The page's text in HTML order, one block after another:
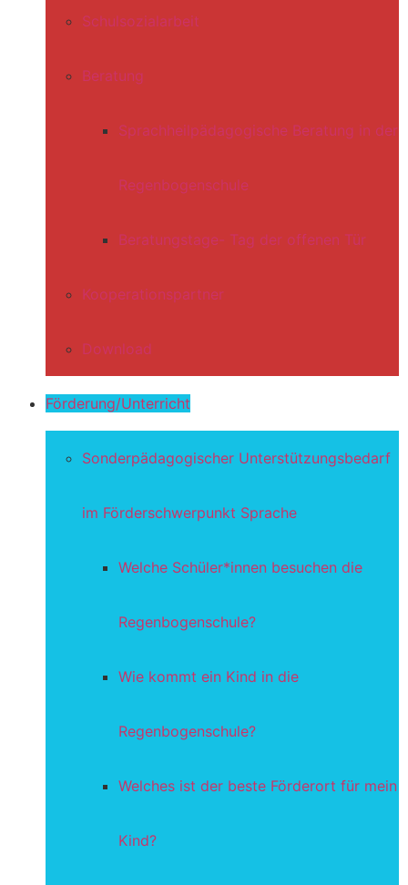
Schulsozialarbeit
Beratung
Sprachheilpädagogische Beratung in der
Regenbogenschule
Beratungstage- Tag der offenen Tür
Kooperationspartner
Download
Förderung/Unterricht
Sonderpädagogischer Unterstützungsbedarf
im Förderschwerpunkt Sprache
Welche Schüler*innen besuchen die
Regenbogenschule?
Wie kommt ein Kind in die
Regenbogenschule?
Welches ist der beste Förderort für mein
Kind?